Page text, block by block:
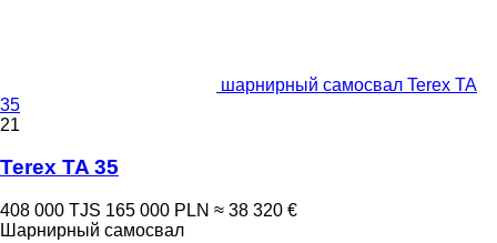
шарнирный самосвал Terex TA
35
21
Terex TA 35
408 000 TJS 165 000 PLN ≈ 38 320 €
Шарнирный самосвал